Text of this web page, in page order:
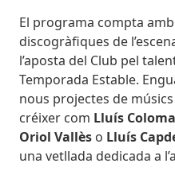
El programa compta
discogràfiques de
l’aposta del Club pel
Temporada Estable.
nous projectes de
créixer com Lluís Coloma
Oriol Vallès o Lluís
una vetllada dedicada a